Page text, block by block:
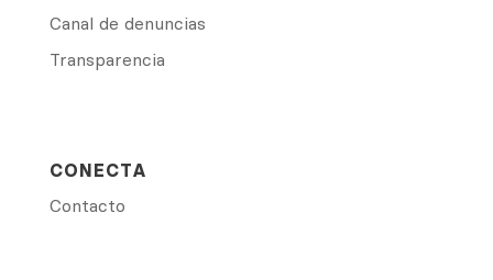
Canal de denuncias
Transparencia
CONECTA
Contacto